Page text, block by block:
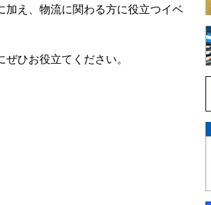
え、物流に関わる方に役立つイベ
ひお役立てください。